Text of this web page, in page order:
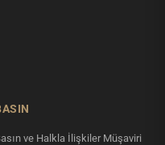
ve Halkla İlişkiler Müşaviri